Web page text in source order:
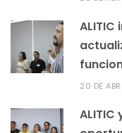
20 DE
ALITIC